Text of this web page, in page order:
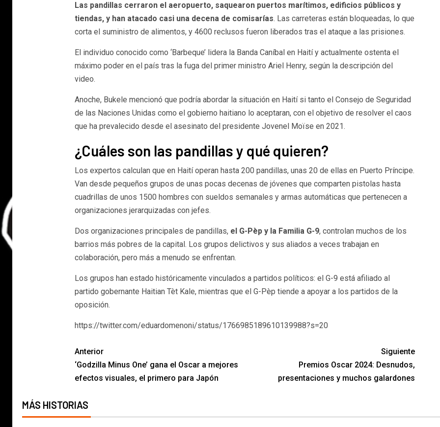
Las pandillas cerraron el aeropuerto, saquearon puertos marítimos, edificios públicos y
tiendas, y han atacado casi una decena de comisarías. Las carreteras están bloqueadas, lo que
corta el suministro de alimentos, y 4600 reclusos fueron liberados tras el ataque a las prisiones.
El individuo conocido como ‘Barbeque’ lidera la Banda Caníbal en Haití y actualmente ostenta el
máximo poder en el país tras la fuga del primer ministro Ariel Henry, según la descripción del
video.
Anoche, Bukele mencionó que podría abordar la situación en Haití si tanto el Consejo de Seguridad
de las Naciones Unidas como el gobierno haitiano lo aceptaran, con el objetivo de resolver el caos
que ha prevalecido desde el asesinato del presidente Jovenel Moïse en 2021.
¿Cuáles son las pandillas y qué quieren?
Los expertos calculan que en Haití operan hasta 200 pandillas, unas 20 de ellas en Puerto Príncipe.
Van desde pequeños grupos de unas pocas decenas de jóvenes que comparten pistolas hasta
cuadrillas de unos 1500 hombres con sueldos semanales y armas automáticas que pertenecen a
organizaciones jerarquizadas con jefes.
Dos organizaciones principales de pandillas, el G-Pèp y la Familia G-9, controlan muchos de los
barrios más pobres de la capital. Los grupos delictivos y sus aliados a veces trabajan en
colaboración, pero más a menudo se enfrentan.
Los grupos han estado históricamente vinculados a partidos políticos: el G-9 está afiliado al
partido gobernante Haitian Tèt Kale, mientras que el G-Pèp tiende a apoyar a los partidos de la
oposición.
https://twitter.com/eduardomenoni/status/1766985189610139988?s=20
Anterior
‘Godzilla Minus One’ gana el Oscar a mejores
efectos visuales, el primero para Japón
Siguiente
Premios Oscar 2024: Desnudos,
presentaciones y muchos galardones
MÁS HISTORIAS